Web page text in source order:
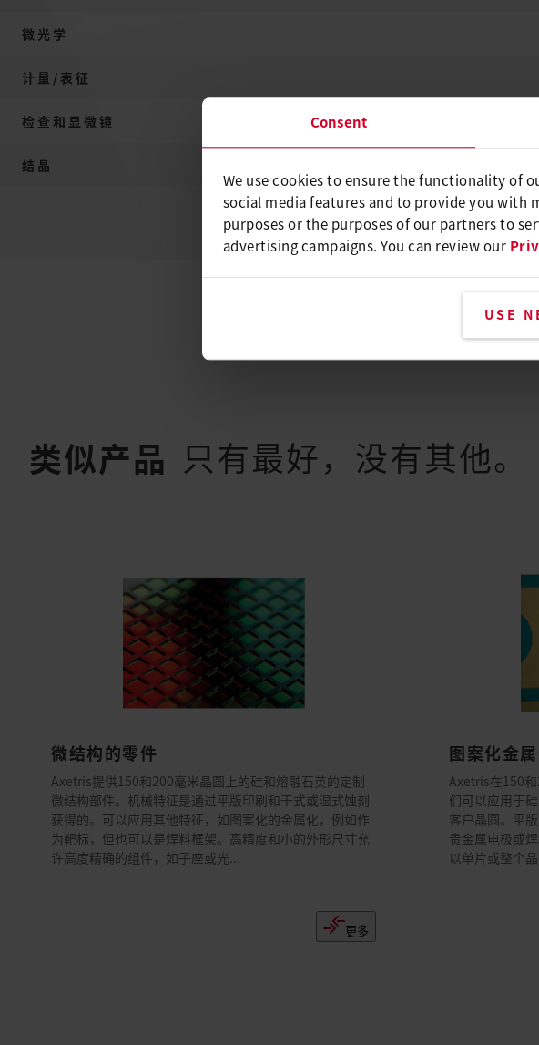
Consent
We use cookies to ensure the functionality of
social media features and to provide you with
purposes or the purposes of our partners to
advertising campaigns. You can review our
USE
微光学
计量/表征
检查和显微镜
结晶
类似产品 只有最好，没有其他。
微结构的零件
Axetris提供150和200毫米晶圆上的硅和熔融石英的定制
微结构部件。机械特征是通过平版印刷和干式或湿式蚀刻
获得的。可以应用其他特征，如图案化的金属化，例如作
为靶标，但也可以是焊料框架。高精度和小的外形尺寸允
许高度精确的组件，如子座或光...
更多
图案化金
Axetris在150
们可以应用于
客户晶圆。平
贵金属电极或
以单片或整个